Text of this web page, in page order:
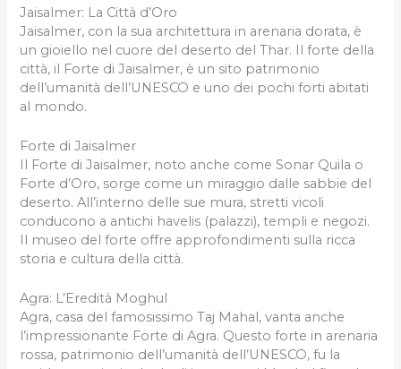
Jaisalmer: La Città d’Oro
Jaisalmer, con la sua architettura in arenaria dorata, è
un gioiello nel cuore del deserto del Thar. Il forte della
città, il Forte di Jaisalmer, è un sito patrimonio
dell’umanità dell’UNESCO e uno dei pochi forti abitati
al mondo.
Forte di Jaisalmer
Il Forte di Jaisalmer, noto anche come Sonar Quila o
Forte d’Oro, sorge come un miraggio dalle sabbie del
deserto. All’interno delle sue mura, stretti vicoli
conducono a antichi havelis (palazzi), templi e negozi.
Il museo del forte offre approfondimenti sulla ricca
storia e cultura della città.
Agra: L’Eredità Moghul
Agra, casa del famosissimo Taj Mahal, vanta anche
l’impressionante Forte di Agra. Questo forte in arenaria
rossa, patrimonio dell’umanità dell’UNESCO, fu la